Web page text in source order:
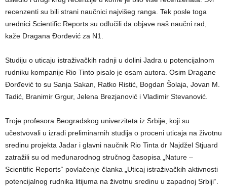
recenzenti su bili strani naučnici najvišeg ranga. Tek posle toga
urednici Scientific Reports su odlučili da objave naš naučni rad,
kaže Dragana Đorđević za N1.
Studiju o uticaju istraživačkih radnji u dolini Jadra u potencijalnom
rudniku kompanije Rio Tinto pisalo je osam autora. Osim Dragane
Đorđević to su Sanja Sakan, Ratko Ristić, Bogdan Šolaja, Jovan M.
Tadić, Branimir Grgur, Jelena Brezjanović i Vladimir Stevanović.
Troje profesora Beogradskog univerziteta iz Srbije, koji su
učestvovali u izradi preliminarnih studija o proceni uticaja na životnu
sredinu projekta Jadar i glavni naučnik Rio Tinta dr Najdžel Stjuard
zatražili su od međunarodnog stručnog časopisa „Nature –
Scientific Reports“ povlačenje članka „Uticaj istraživačkih aktivnosti
potencijalnog rudnika litijuma na životnu sredinu u zapadnoj Srbiji“.